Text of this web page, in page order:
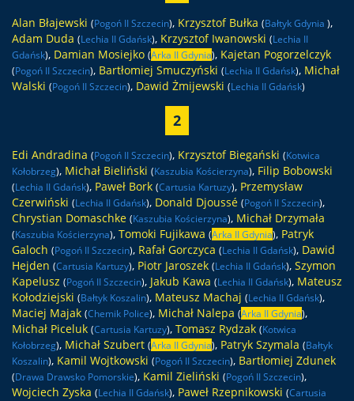
Alan Błajewski (Pogoń II Szczecin), Krzysztof Bułka (Bałtyk Gdynia ),
Adam Duda (Lechia II Gdańsk), Krzysztof Iwanowski (Lechia II
Gdańsk), Damian Mosiejko (Arka II Gdynia), Kajetan Pogorzelczyk
(Pogoń II Szczecin), Bartłomiej Smuczyński (Lechia II Gdańsk), Michał
Walski (Pogoń II Szczecin), Dawid Żmijewski (Lechia II Gdańsk)
2
Edi Andradina (Pogoń II Szczecin), Krzysztof Biegański (Kotwica
Kołobrzeg), Michał Bieliński (Kaszubia Kościerzyna), Filip Bobowski
(Lechia II Gdańsk), Paweł Bork (Cartusia Kartuzy), Przemysław
Czerwiński (Lechia II Gdańsk), Donald Djoussé (Pogoń II Szczecin),
Chrystian Domaschke (Kaszubia Kościerzyna), Michał Drzymała
(Kaszubia Kościerzyna), Tomoki Fujikawa (Arka II Gdynia), Patryk
Galoch (Pogoń II Szczecin), Rafał Gorczyca (Lechia II Gdańsk), Dawid
Hejden (Cartusia Kartuzy), Piotr Jaroszek (Lechia II Gdańsk), Szymon
Kapelusz (Pogoń II Szczecin), Jakub Kawa (Lechia II Gdańsk), Mateusz
Kołodziejski (Bałtyk Koszalin), Mateusz Machaj (Lechia II Gdańsk),
Maciej Majak (Chemik Police), Michał Nalepa (Arka II Gdynia),
Michał Piceluk (Cartusia Kartuzy), Tomasz Rydzak (Kotwica
Kołobrzeg), Michał Szubert (Arka II Gdynia), Patryk Szymala (Bałtyk
Koszalin), Kamil Wojtkowski (Pogoń II Szczecin), Bartłomiej Zdunek
(Drawa Drawsko Pomorskie), Kamil Zieliński (Pogoń II Szczecin),
Wojciech Zyska (Lechia II Gdańsk), Paweł Rzepnikowski (Cartusia